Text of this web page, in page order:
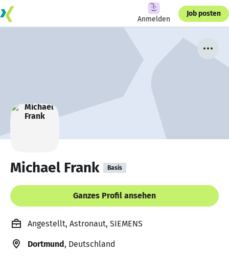
Anmelden
Job posten
Michael Frank Basis
Ganzes Profil ansehen
Angestellt, Astronaut, SIEMENS
Dortmund, Deutschland